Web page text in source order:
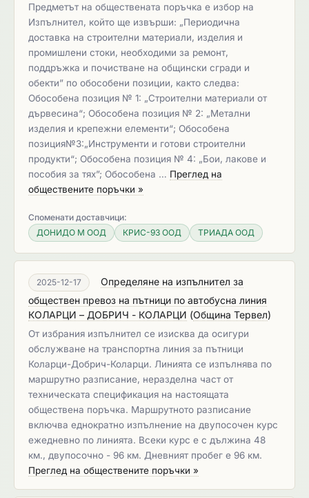
Предметът на обществената поръчка е избор на
Изпълнител, който ще извърши: „Периодична
доставка на строителни материали, изделия и
промишлени стоки, необходими за ремонт,
поддръжка и почистване на общински сгради и
обекти” по обособени позиции, както следва:
Обособена позиция № 1: „Строителни материали от
дървесина“; Обособена позиция № 2: „Метални
изделия и крепежни елементи“; Обособена
позиция№3:„Инструменти и готови строителни
продукти“; Обособена позиция № 4: „Бои, лакове и
пособия за тях”; Обособена … Преглед на
обществените поръчки »
Споменати доставчици:
ДОНИДО М ООД
КРИС-93 ООД ТРИАДА ООД
2025-12-17
Определяне на изпълнител за
обществен превоз на пътници по автобусна линия
КОЛАРЦИ – ДОБРИЧ - КОЛАРЦИ (Община Тервел)
От избрания изпълнител се изисква да осигури
обслужване на транспортна линия за пътници
Коларци-Добрич-Коларци. Линията се изпълнява по
маршрутно разписание, неразделна част от
техническата спецификация на настоящата
обществена поръчка. Маршрутното разписание
включва еднократно изпълнение на двупосочен курс
ежедневно по линията. Всеки курс е с дължина 48
км., двупосочно - 96 км. Дневният пробег е 96 км.
Преглед на обществените поръчки »